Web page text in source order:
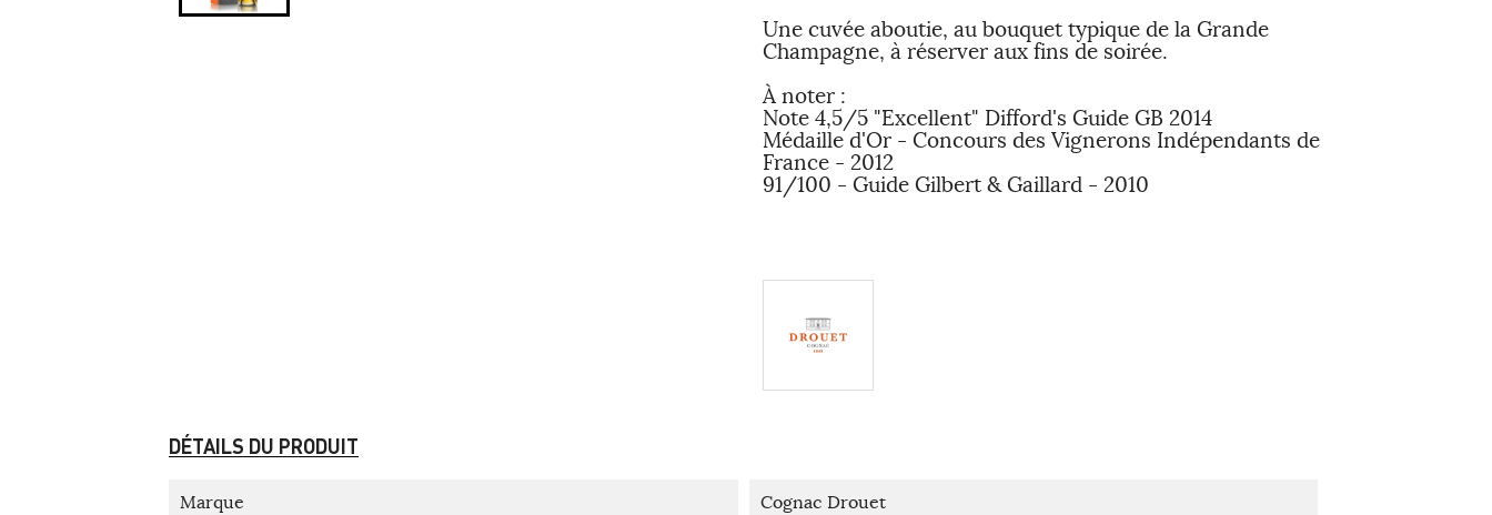
Une cuvée aboutie, au bouquet typique de la Grande
Champagne, à réserver aux fins de soirée.
À noter :
Note 4,5/5 "Excellent" Difford's Guide GB 2014
Médaille d'Or - Concours des Vignerons Indépendants de
France - 2012
91/100 - Guide Gilbert & Gaillard - 2010
DÉTAILS DU PRODUIT
Marque Cognac Drouet